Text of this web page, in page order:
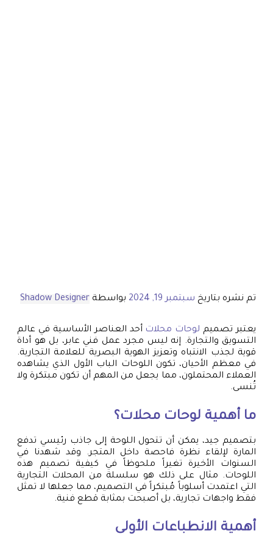
تم نشره بتاريخ سبتمبر 19, 2024 بواسطة Shadow Designer
يعتبر تصميم لوحات محلات أحد العناصر الأساسية في عالم
التسويق والتجارة. إنه ليس مجرد عمل فني عابر، بل هو أداة
قوية لجذب الانتباه وتعزيز الهوية البصرية للعلامة التجارية.
في معظم الأحيان، تكون اللوحات الباب الأول الذي يشاهده
العملاء المحتملون، مما يجعل من المهم أن تكون مبتكرة ولا
تُنسى.
ما أهمية لوحات محلات؟
بتصميم جيد، يمكن أن تتحول اللوحة إلى جاذب رئيسي تدفع
المارة لإلقاء نظرة فاحصة داخل المتجر. وقد شهدنا في
السنوات الأخيرة تغيراً ملحوظاً في كيفية تصميم هذه
اللوحات. مثال على ذلك هو سلسلة من المحلات التجارية
التي اعتمدت أسلوباً مُبتكراً في التصميم، مما جعلها لا تمثل
فقط واجهات تجارية، بل أصبحت بمثابة قطع فنية.
أهمية الانطباعات الأولى